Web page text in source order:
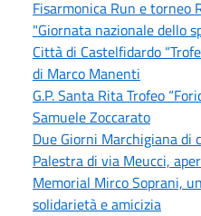
Fisarmonica Run e torneo
"Giornata nazionale dello
Città di Castelfidardo
di Marco Manenti
G.P. Santa Rita Trofeo
Samuele Zoccarato
Due Giorni Marchigiana di
Palestra di via Meucci,
Memorial Mirco Soprani,
solidarietà e amicizia